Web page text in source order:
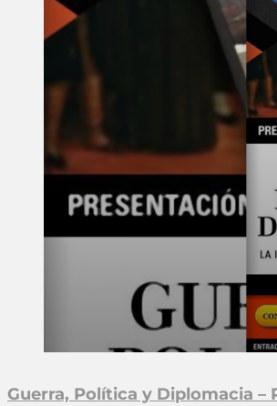
Guerra, Política y Diplomacia –